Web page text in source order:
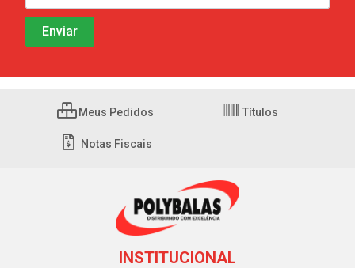
Meus Pedidos Títulos
Notas Fiscais
INSTITUCIONAL